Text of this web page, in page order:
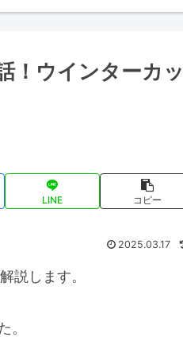
！ウインターカ
LINE コピー
2025.03.17
説します。
。